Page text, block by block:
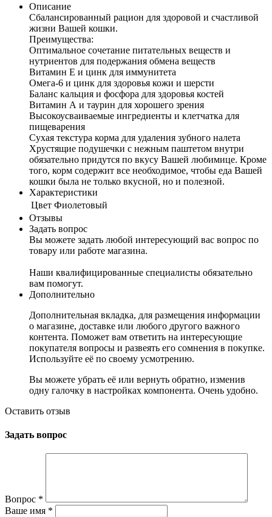
Описание
Сбалансированный рацион для здоровой и счастливой
жизни Вашей кошки.
Преимущества:
Оптимальное сочетание питательных веществ и
нутриентов для подержания обмена веществ
Витамин Е и цинк для иммунитета
Омега-6 и цинк для здоровья кожи и шерсти
Баланс кальция и фосфора для здоровья костей
Витамин А и таурин для хорошего зрения
Высокоусваиваемые ингредиенты и клетчатка для
пищеварения
Сухая текстура корма для удаления зубного налета
Хрустящие подушечки с нежным паштетом внутри
обязательно придутся по вкусу Вашей любимице. Кроме
того, корм содержит все необходимое, чтобы еда Вашей
кошки была не только вкусной, но и полезной.
Характеристики
Цвет Фиолетовый
Отзывы
Задать вопрос
Вы можете задать любой интересующий вас вопрос по
товару или работе магазина.
Наши квалифицированные специалисты обязательно
вам помогут.
Дополнительно
Дополнительная вкладка, для размещения информации
о магазине, доставке или любого другого важного
контента. Поможет вам ответить на интересующие
покупателя вопросы и развеять его сомнения в покупке.
Используйте её по своему усмотрению.
Вы можете убрать её или вернуть обратно, изменив
одну галочку в настройках компонента. Очень удобно.
Оставить отзыв
Задать вопрос
Вопрос *
Ваше имя *